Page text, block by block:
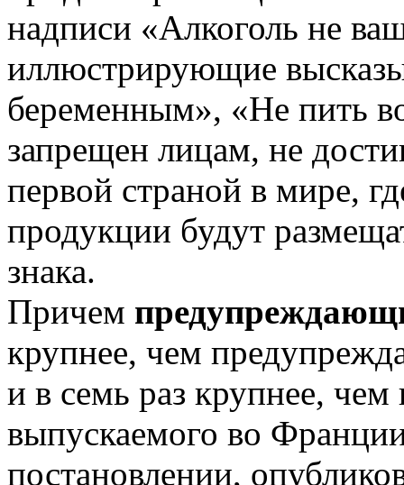
надписи «Алкоголь не
иллюстрирующие
беременным», «Не пить
запрещен лицам, не
первой страной в мире,
продукции будут
знака.
Причем
крупнее, чем
и в семь раз крупнее, чем
выпускаемого во
постановлении,